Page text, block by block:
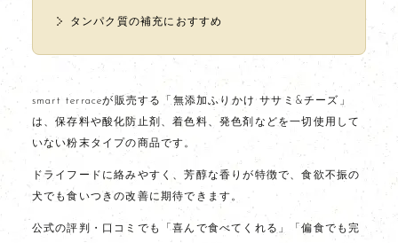
タンパク質の補充におすすめ
smart terraceが販売する「無添加ふりかけ ササミ&チーズ」
は、保存料や酸化防止剤、着色料、発色剤などを一切使用して
いない粉末タイプの商品です。
ドライフードに絡みやすく、芳醇な香りが特徴で、食欲不振の
犬でも食いつきの改善に期待できます。
公式の評判・口コミでも「喜んで食べてくれる」「偏食でも完